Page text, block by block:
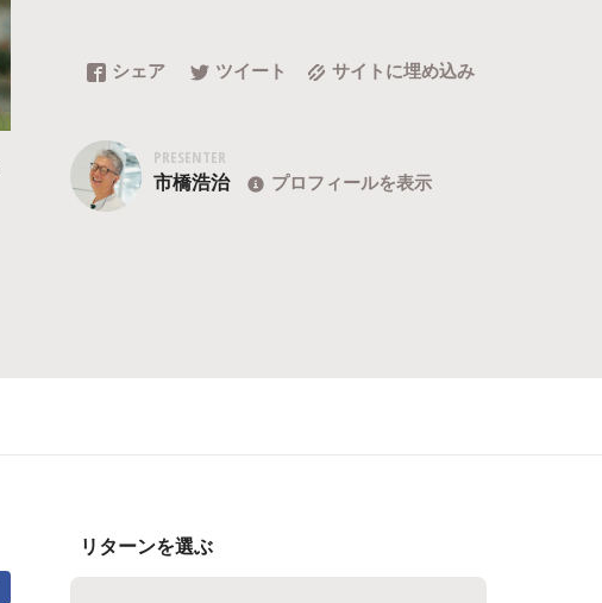
シェア ツイート サイトに埋め込み
PRESENTER
市橋浩治 プロフィールを表示
リターンを選ぶ